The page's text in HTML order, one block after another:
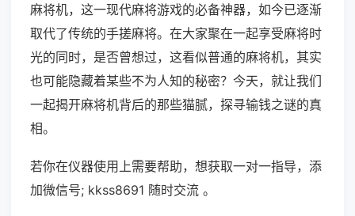
麻将机，这一现代麻将游戏的必备神器，如今已逐渐
取代了传统的手搓麻将。在大家聚在一起享受麻将时
光的同时，是否曾想过，这看似普通的麻将机，其实
也可能隐藏着某些不为人知的秘密？今天，就让我们
一起揭开麻将机背后的那些猫腻，探寻输钱之谜的真
相。
若你在仪器使用上需要帮助，想获取一对一指导，添
加微信号; kkss8691 随时交流 。